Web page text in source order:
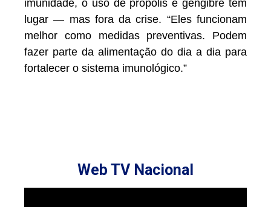
imunidade, o uso de própolis e gengibre tem
lugar — mas fora da crise. “Eles funcionam
melhor como medidas preventivas. Podem
fazer parte da alimentação do dia a dia para
fortalecer o sistema imunológico.”
Web TV Nacional